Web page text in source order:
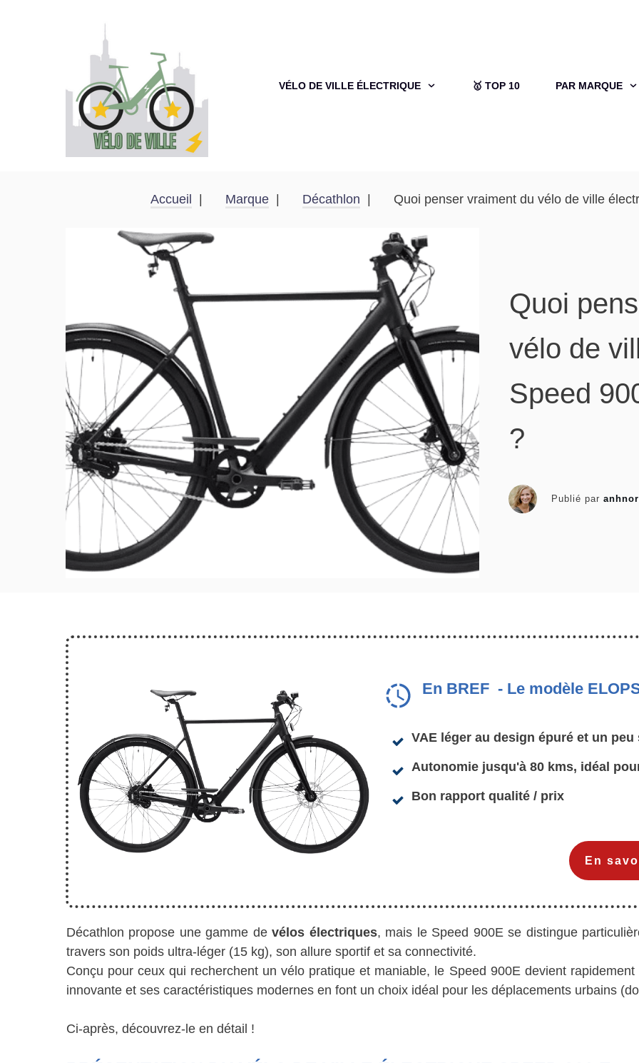
VÉLO DE VILLE ÉLECTRIQUE 🥇 TOP 10 PAR MARQUE
Accueil Marque Décathlon Quoi penser vraiment du vélo de ville
Quoi
vélo de
Speed
?
Publié par
En BREF - Le modèle
VAE léger au design épuré et un
Autonomie jusqu'à 80 kms, idéal
Bon rapport qualité / prix
En
Décathlon propose une gamme devélos électriques, mais le Speed 900E se distingue
travers son poids ultra-léger (15 kg), son allure sportif et sa connectivité.
Conçu pour ceux qui recherchent un vélo pratique et maniable, le Speed 900E devient
innovante et ses caractéristiques modernes en font un choix idéal pour les déplacements urbains
Ci-après, découvrez-le en détail !